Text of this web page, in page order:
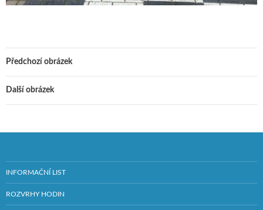
Předchozí obrázek
Další obrázek
INFORMAČNÍ LIST
ROZVRHY HODIN